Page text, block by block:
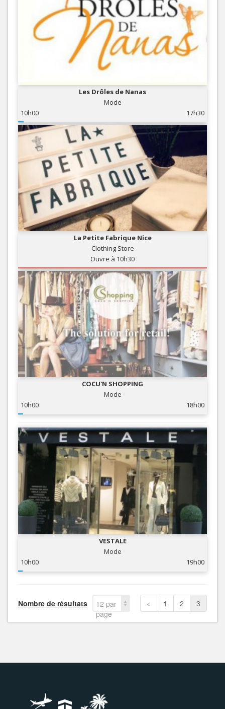
Les Drôles de Nanas
Mode
10h00
17h30
La Petite Fabrique Nice
Clothing Store
Ouvre à 10h30
COCU'N SHOPPING
Mode
10h00
18h00
VESTALE
Mode
10h00
19h00
Nombre de résultats
12 par
page
« 1 2 3